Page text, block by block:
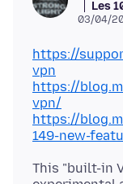
Les
03/04/
https://
vpn
https://
vpn/
https://
149-new-
This "built-in